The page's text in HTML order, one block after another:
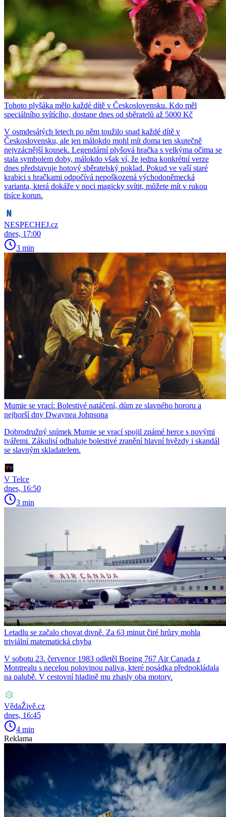
Tohoto plyšáka mělo každé dítě v Československu. Kdo měl
speciálního svítícího, dostane dnes od sběratelů až 5000 Kč
V osmdesátých letech po něm toužilo snad každé dítě v
Československu, ale jen málokdo mohl mít doma ten skutečně
nejvzácnější kousek. Legendární plyšová hračka s velkýma očima se
stala symbolem doby, málokdo však ví, že jedna konkrétní verze
dnes představuje hotový sběratelský poklad. Pokud ve vaší staré
krabici s hračkami odpočívá nepoškozená východoněmecká
varianta, která dokáže v noci magicky svítit, můžete mít v rukou
tisíce korun.
NESPECHEJ.cz
dnes, 17:00
3 min
Mumie se vrací: Bolestivé natáčení, dům ze slavného hororu a
nejhorší dny Dwaynea Johnsona
Dobrodružný snímek Mumie se vrací spojil známé herce s novými
tvářemi. Zákulisí odhaluje bolestivé zranění hlavní hvězdy i skandál
se slavným skladatelem.
V Telce
dnes, 16:50
3 min
Letadlu se začalo chovat divně. Za 63 minut čiré hrůzy mohla
triviální matematická chyba
V sobotu 23. července 1983 odletěl Boeing 767 Air Canada z
Montrealu s necelou polovinou paliva, které posádka předpokládala
na palubě. V cestovní hladině mu zhasly oba motory.
VědaŽivě.cz
dnes, 16:45
4 min
Reklama